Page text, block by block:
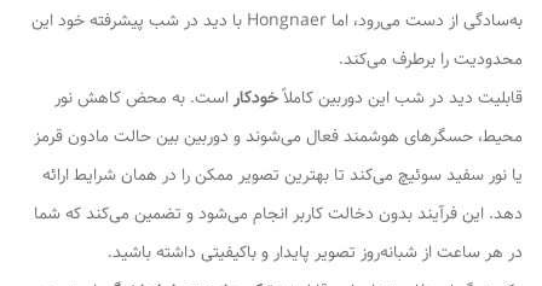
به‌سادگی از دست می‌رود، اما Hongnaer با دید در شب پیشرفته خود این
محدودیت را برطرف می‌کند.
قابلیت دید در شب این دوربین کاملاًخودکار است. به محض کاهش نور
محیط، حسگرهای هوشمند فعال می‌شوند و دوربین بین حالت مادون قرمز
یا نور سفید سوئیچ می‌کند تا بهترین تصویر ممکن را در همان شرایط ارائه
دهد. این فرآیند بدون دخالت کاربر انجام می‌شود و تضمین می‌کند که شما
در هر ساعت از شبانه‌روز تصویر پایدار و باکیفیتی داشته باشید.